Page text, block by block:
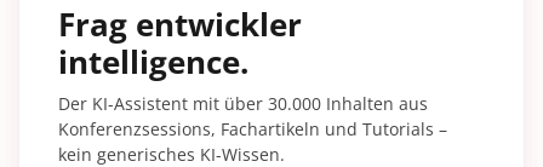
Frag entwickler
intelligence.
Der KI-Assistent mit über 30.000 Inhalten aus
Konferenzsessions, Fachartikeln und Tutorials –
kein generisches KI-Wissen.